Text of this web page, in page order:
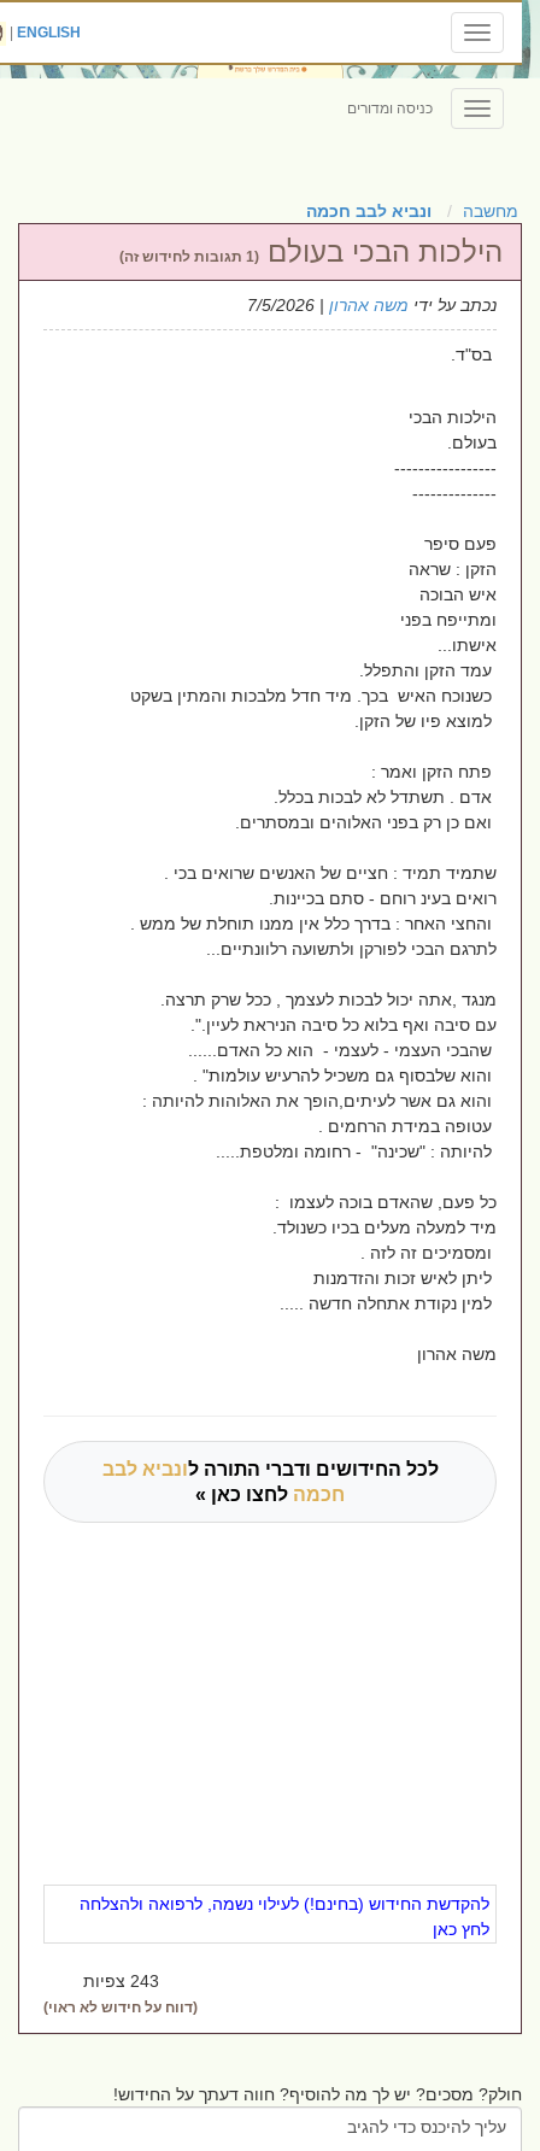
Toggle
navigation
ENGLISH
|
Toggle
navigation
כניסה ומדורים
מחשבה ונביא לבב חכמה
הילכות הבכי בעולם(1 תגובות לחידוש זה)
נכתב על ידימשה אהרון| 7/5/2026
בס"ד.
הילכות הבכי
בעולם.
-----------------
--------------
פעם סיפר
הזקן : שראה
איש הבוכה
ומתייפח בפני
אישתו...
עמד הזקן והתפלל.
כשנוכח האיש בכך. מיד חדל מלבכות והמתין בשקט
למוצא פיו של הזקן.
פתח הזקן ואמר :
אדם . תשתדל לא לבכות בכלל.
ואם כן רק בפני האלוהים ובמסתרים.
שתמיד תמיד : חציים של האנשים שרואים בכי .
רואים בעינ רוחם - סתם בכיינות.
והחצי האחר : בדרך כלל אין ממנו תוחלת של ממש .
לתרגם הבכי לפורקן ולתשועה רלוונתיים...
מנגד ,אתה יכול לבכות לעצמך , ככל שרק תרצה.
עם סיבה ואף בלוא כל סיבה הניראת לעיין.".
שהבכי העצמי - לעצמי - הוא כל האדם......
והוא שלבסוף גם משכיל להרעיש עולמות" .
והוא גם אשר לעיתים,הופך את האלוהות להיותה :
עטופה במידת הרחמים .
להיותה : "שכינה" - רחומה ומלטפת.....
כל פעם, שהאדם בוכה לעצמו :
מיד למעלה מעלים בכיו כשנולד.
ומסמיכים זה לזה .
ליתן לאיש זכות והזדמנות
למין נקודת אתחלה חדשה .....
משה אהרון
לכל החידושים ודברי התורה לונביא לבב
חכמהלחצו כאן »
להקדשת החידוש (בחינם!) לעילוי נשמה, לרפואה ולהצלחה
לחץ כאן
243 צפיות
(דווח על חידוש לא ראוי)
חולק? מסכים? יש לך מה להוסיף? חווה דעתך על החידוש!